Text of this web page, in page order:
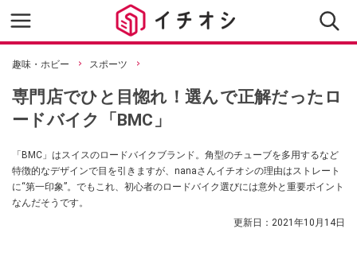
趣味・ホビー スポーツ
専門店でひと目惚れ！選んで正解だったロ
ードバイク「BMC」
「BMC」はスイスのロードバイクブランド。角型のチューブを多用するなど
特徴的なデザインで目を引きますが、nanaさんイチオシの理由はストレート
に“第一印象”。でもこれ、初心者のロードバイク選びには意外と重要ポイント
なんだそうです。
更新日： 2021年10月14日